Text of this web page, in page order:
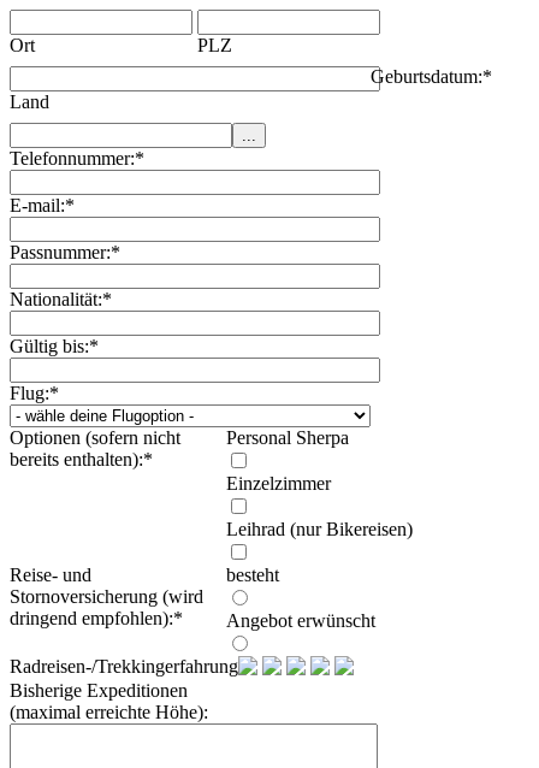
Ort PLZ
Land
Geburtsdatum:*
Telefonnummer:*
E-mail:*
Passnummer:*
Nationalität:*
Gültig bis:*
Flug:*
Optionen (sofern nicht
bereits enthalten):*
Personal Sherpa
Einzelzimmer
Leihrad (nur Bikereisen)
Reise- und
Stornoversicherung (wird
dringend empfohlen):*
besteht
Angebot erwünscht
Radreisen-/Trekkingerfahrung:
Bisherige Expeditionen
(maximal erreichte Höhe):